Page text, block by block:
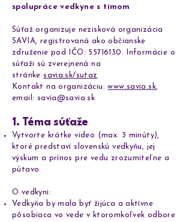
spolupráce vedkyne s tímom
Súťaž organizuje nezisková organizácia
SAVIA, registrovaná ako občianske
združenie pod IČO: 55716130 . Informácie o
súťaži sú zverejnená na
stránke savia.sk/sutaz
Kontakt na organizáciu:www.savia.sk,
email: savia@savia.sk
1. Téma súťaže
Vytvorte krátke video (max. 3 minúty),
ktoré predstaví slovenskú vedkyňu, jej
výskum a prínos pre vedu zrozumiteľne a
pútavo.
O vedkyni:
Vedkyňa by mala byť žijúca a aktívne
pôsobiaca vo vede v ktoromkoľvek odbore